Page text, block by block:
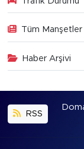
Tüm Manşetler
Haber Arşivi
RSS